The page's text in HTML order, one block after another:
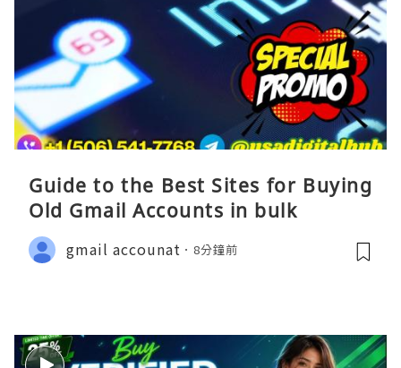
Guide to the Best Sites for Buying
Old Gmail Accounts in bulk
gmail accounat 8分鐘前